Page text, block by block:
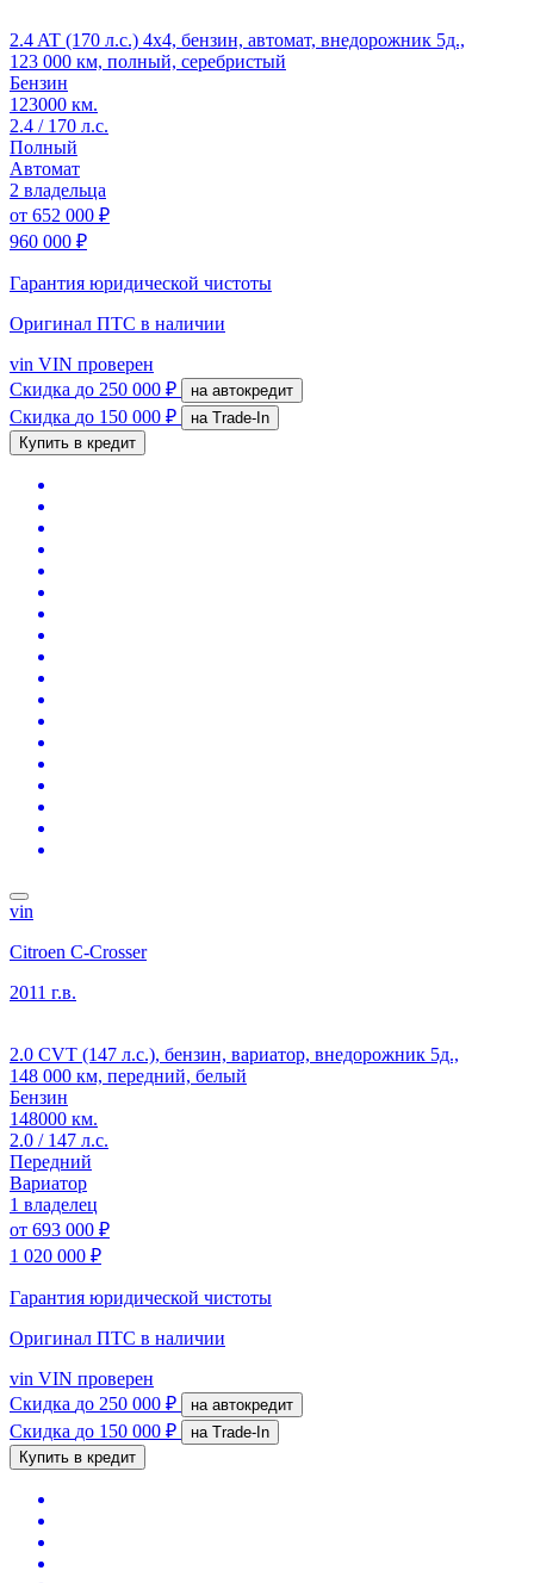
2.4 AT (170 л.с.) 4x4, бензин, автомат, внедорожник 5д.,
123 000 км, полный, серебристый
Бензин
123000 км.
2.4 / 170 л.с.
Полный
Автомат
2 владельца
от 652 000 ₽
960 000 ₽
Гарантия юридической чистоты
Оригинал ПТС в наличии
vin VIN проверен
Скидка до 250 000 ₽ на автокредит
Скидка до 150 000 ₽
на Trade-In
Купить в кредит
vin
Citroen C-Crosser
2011 г.в.
2.0 CVT (147 л.с.), бензин, вариатор, внедорожник 5д.,
148 000 км, передний, белый
Бензин
148000 км.
2.0 / 147 л.с.
Передний
Вариатор
1 владелец
от 693 000 ₽
1 020 000 ₽
Гарантия юридической чистоты
Оригинал ПТС в наличии
vin VIN проверен
Скидка до 250 000 ₽ на автокредит
Скидка до 150 000 ₽
на Trade-In
Купить в кредит